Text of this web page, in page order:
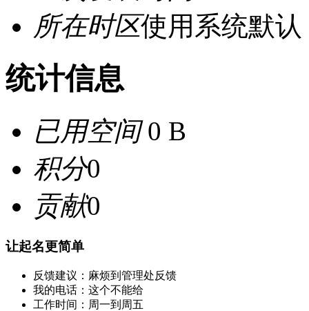
所在时区使用系统默认
统计信息
已用空间0 B
积分0
贡献0
让起名更简单
反馈建议：麻烦到管理处反馈
我的电话：这个不能给
工作时间：周一到周五